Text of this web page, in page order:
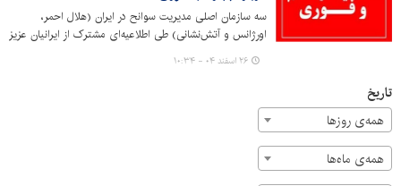
سه سازمان اصلی مدیریت سوانح در ایران (هلال احمر،
اورژانس و آتش‌نشانی) طی اطلاعیه‌ای مشترک از ایرانیان عزیز
درخواست کردند برای حفظ منابع ضروری کشور در شرایط
جنگی و کاهش فشار بر نیروهای امدادی و درمانی، از برگزاری
آسیب جانی و مالی می‌شود، خودداری کنند.
۲۶ اسفند ۰۴ - ۱۰:۳۴
تاریخ
همه‌ی روزها
همه‌ی ماه‌ها